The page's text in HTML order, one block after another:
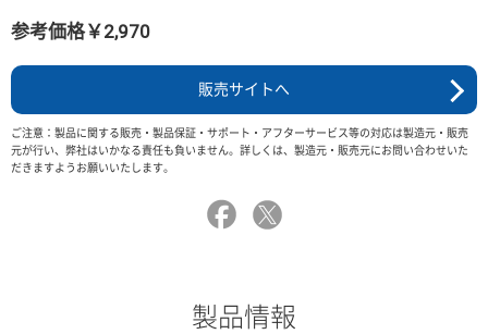
参考価格￥2,970
販売サイトへ
ご注意：製品に関する販売・製品保証・サポート・アフターサービス等の対応は製造元・販売
元が行い、弊社はいかなる責任も負いません。詳しくは、製造元・販売元にお問い合わせいた
だきますようお願いいたします。
製品情報